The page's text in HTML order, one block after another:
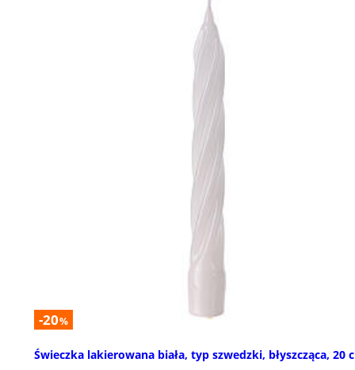
-20%
Świeczka lakierowana biała, typ szwedzki, błyszcząca, 20